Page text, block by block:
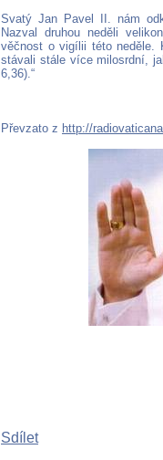
Svatý Jan Pavel II. nám
Nazval druhou neděli
věčnost o vigílii této neděle.
stávali stále více milosrdní,
6,36).“
Převzato z http://
Sdílet